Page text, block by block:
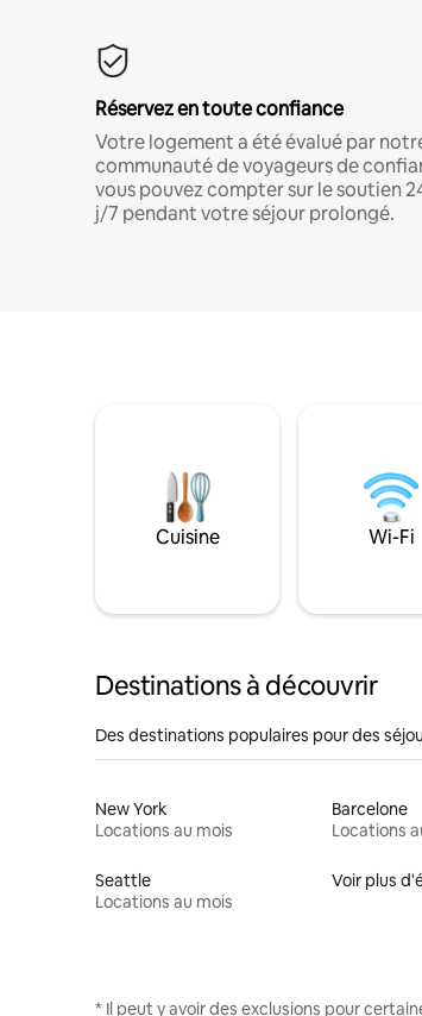
Réservez en toute confiance
Votre logement a été évalué par
communauté de voyageurs de
vous pouvez compter sur le soutien
j/7 pendant votre séjour prolongé.
Cuisine Wi-Fi
Destinations à découvrir
Des destinations populaires pour des
New York
Locations au mois
Barcelone
Locations
Seattle
Locations au mois
Voir plus
* Il peut y avoir des exclusions pour